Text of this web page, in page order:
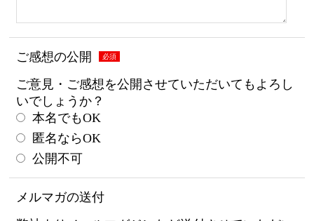
ご感想の公開
ご意見・ご感想を公開させていただいてもよろし
いでしょうか？
本名でもOK
匿名ならOK
公開不可
メルマガの送付